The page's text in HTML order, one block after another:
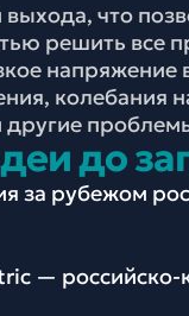
что
решить все
колебания
до
за рубежом
— российско-